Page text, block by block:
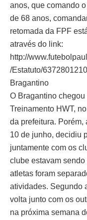
anos, que comando
de 68 anos,
retomada da FPF
através do link:
http://
/Estatuto/
Bragantino
O Bragantino
Treinamento HWT,
da prefeitura. Porém,
10 de junho, decidiu
juntamente com os
clube estavam
atletas foram
atividades. Segundo
volta junto com os
na próxima semana